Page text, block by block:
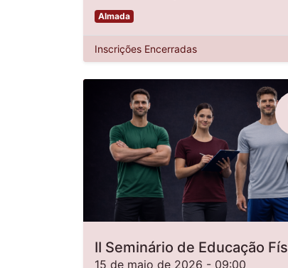
Almada
Inscrições Encerradas
15 de maio de 2026 - 09:00